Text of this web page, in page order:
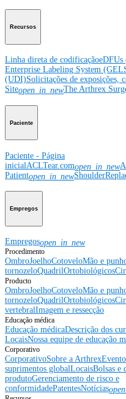
Recursos
Linha direta de codificaçãoeDFUs
Enterprise Labeling System
(UDI)Solicitações de exposições,
Siteopen_in_newThe Arthrex
Paciente
Paciente - Página
inicial ACLTear.comopen_in_new
Patientopen_in_new
Empregos
Empregosopen_in_new
Procedimento
OmbroJoelhoCotoveloMão e
tornozeloQuadrilOrtobiológicos
Producto
OmbroJoelhoCotoveloMão e
tornozeloQuadrilOrtobiológicos
vertebralImagem e ressecção
Educação médica
Educação médicaDescrição dos
LocaisNossa equipe de educação
Corporativo
CorporativoSobre a Arthrex
suprimentos globalLocaisBolsas e
produtoGerenciamento de risco e
conformidadePatentesNotícias